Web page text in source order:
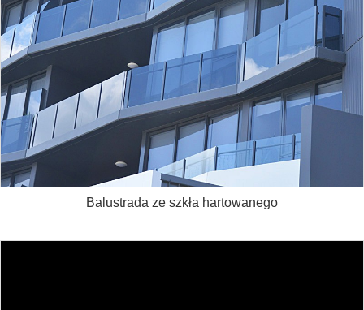
Balustrada ze szkła hartowanego